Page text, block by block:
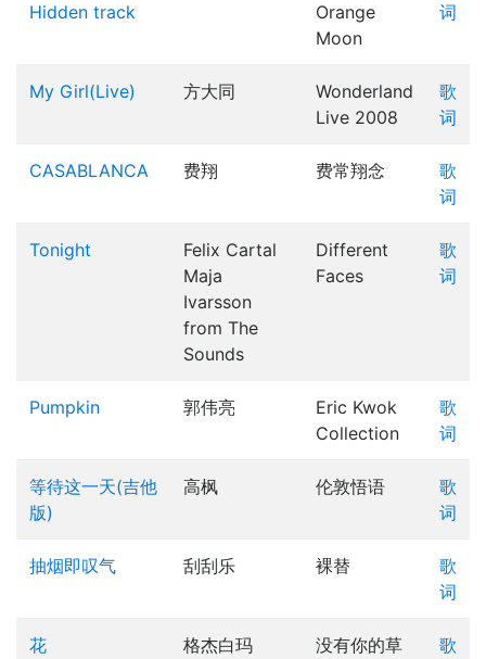
Hidden track
Orange
Moon
词
My Girl(Live) 方大同
Wonderland
Live 2008
歌
词
CASABLANCA 费翔 费常翔念
歌
词
Tonight
Felix Cartal
Maja
Ivarsson
from The
Sounds
Different
Faces
歌
词
Pumpkin 郭伟亮
Eric Kwok
Collection
歌
词
等待这一天(吉他
版)
高枫 伦敦悟语
歌
词
抽烟即叹气 刮刮乐 裸替
歌
词
花 格杰白玛
没有你的草
歌